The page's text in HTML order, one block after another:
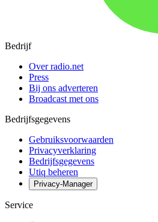
Bedrijf
Over radio.net
Press
Bij ons adverteren
Broadcast met ons
Bedrijfsgegevens
Gebruiksvoorwaarden
Privacyverklaring
Bedrijfsgegevens
Utiq beheren
Privacy-Manager
Service